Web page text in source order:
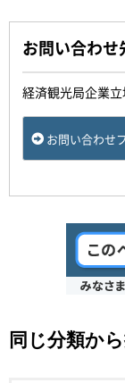
お問い合わせ
経済観光局企業
お問い合わせ
同じ分類か